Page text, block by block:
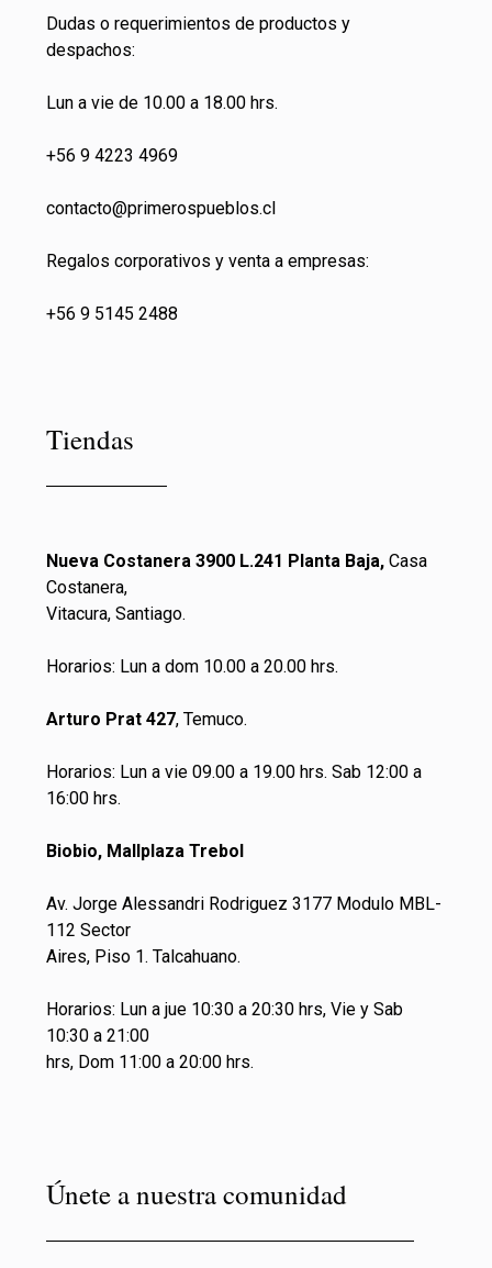
Dudas o requerimientos de productos y
despachos:
Lun a vie de 10.00 a 18.00 hrs.
+56 9 4223 4969
contacto@primerospueblos.cl
Regalos corporativos y venta a empresas:
+56 9 5145 2488
Tiendas
Nueva Costanera 3900 L.241 Planta Baja, Casa
Costanera,
Vitacura, Santiago.
Horarios: Lun a dom 10.00 a 20.00 hrs.
Arturo Prat 427, Temuco.
Horarios: Lun a vie 09.00 a 19.00 hrs. Sab 12:00 a
16:00 hrs.
Biobio, Mallplaza Trebol
Av. Jorge Alessandri Rodriguez 3177 Modulo MBL-
112 Sector
Aires, Piso 1. Talcahuano.
Horarios: Lun a jue 10:30 a 20:30 hrs, Vie y Sab
10:30 a 21:00
hrs, Dom 11:00 a 20:00 hrs.
Únete a nuestra comunidad